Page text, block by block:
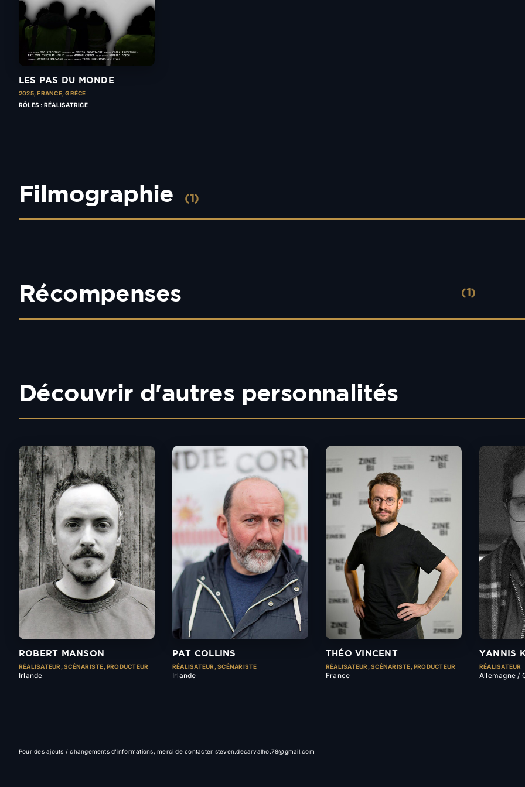
LES PAS DU MONDE
2025,FRANCE, GRÈCE
RÔLES : RÉALISATRICE
Filmographie (1)
Récompenses (1)
Découvrir d'autres personnalités
ROBERT MANSON
RÉALISATEUR, SCÉNARISTE, PRODUCTEUR
Irlande
PAT COLLINS
RÉALISATEUR, SCÉNARISTE
Irlande
THÉO VINCENT
RÉALISATEUR, SCÉNARISTE, PRODUCTEUR
France
YANNIS
RÉALISATEUR
Allemagne /
Pour des ajouts / changements d'informations, merci de contacter steven.decarvalho.78@gmail.com